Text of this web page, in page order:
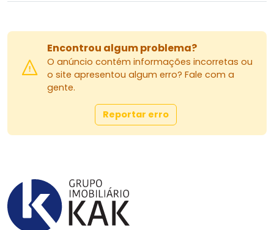
Encontrou algum problema?
O anúncio contém informações incorretas ou
o site apresentou algum erro? Fale com a
gente.
Reportar erro